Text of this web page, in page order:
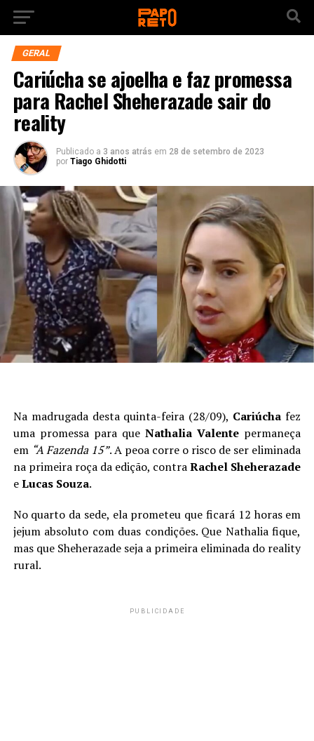
GERAL
Cariúcha se ajoelha e faz promessa
para Rachel Sheherazade sair do
reality
Publicado a 3 anos atrás em 28 de setembro de 2023
por Tiago Ghidotti
Na madrugada desta quinta-feira (28/09), Cariúcha fez
uma promessa para queNathalia Valente permaneça
em “A Fazenda 15”. A peoa corre o risco de ser eliminada
na primeira roça da edição, contraRachel Sheherazade
eLucas Souza.
No quarto da sede, ela prometeu que ficará 12 horas em
jejum absoluto com duas condições. Que Nathalia fique,
mas que Sheherazade seja a primeira eliminada do reality
rural.
PUBLICIDADE